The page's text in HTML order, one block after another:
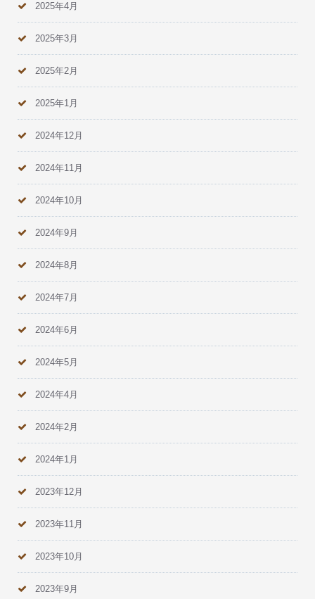
2025年4月
2025年3月
2025年2月
2025年1月
2024年12月
2024年11月
2024年10月
2024年9月
2024年8月
2024年7月
2024年6月
2024年5月
2024年4月
2024年2月
2024年1月
2023年12月
2023年11月
2023年10月
2023年9月